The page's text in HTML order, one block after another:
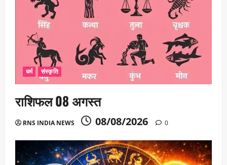
धर्म संस्कृति
राशिफल 08 अगस्त
RNS INDIA NEWS 08/08/2026 0